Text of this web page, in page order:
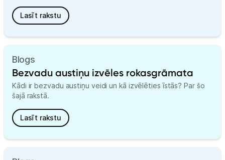
Lasīt rakstu
Blogs
Bezvadu austiņu izvēles rokasgrāmata
Kādi ir bezvadu austiņu veidi un kā izvēlēties īstās? Par šo
šajā rakstā.
Lasīt rakstu